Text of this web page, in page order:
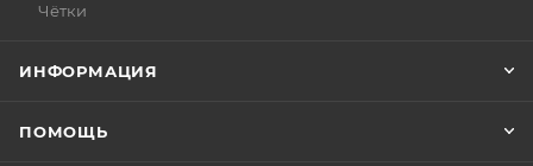
Чётки
ИНФОРМАЦИЯ
ПОМОЩЬ